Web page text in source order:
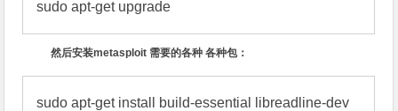
sudo apt-get upgrade
然后安装metasploit 需要的各种 各种包：
sudo apt-get install build-essential libreadline-dev